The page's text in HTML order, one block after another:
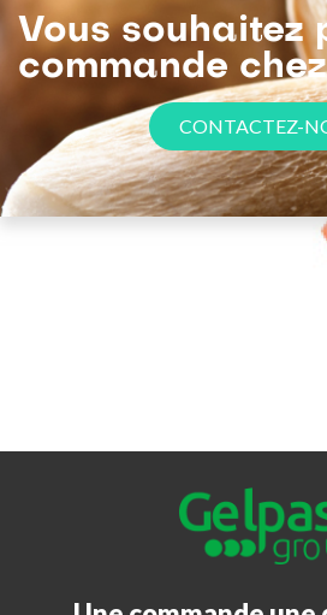
Vous souhaitez
commande
CONTACTEZ-